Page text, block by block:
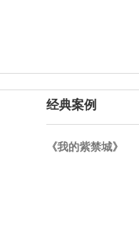
经典案例
《我的紫禁城》